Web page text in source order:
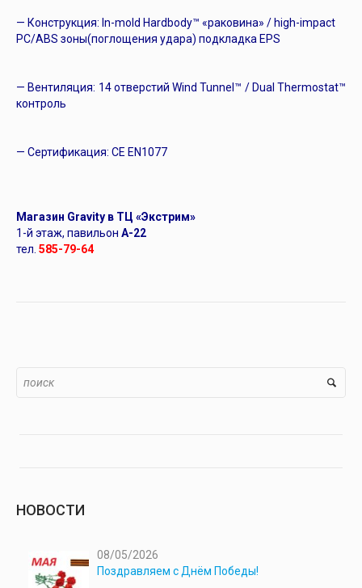
— Конструкция: In-mold Hardbody™ «раковина» / high-impact
PC/ABS зоны(поглощения удара) подкладка EPS
— Вентиляция: 14 отверстий Wind Tunnel™ / Dual Thermostat™
контроль
— Cертификация: CE EN1077
Магазин Gravity в ТЦ «Экстрим»
1-й этаж, павильон А-22
тел. 585-79-64
НОВОСТИ
08/05/2026
Поздравляем с Днём Победы!